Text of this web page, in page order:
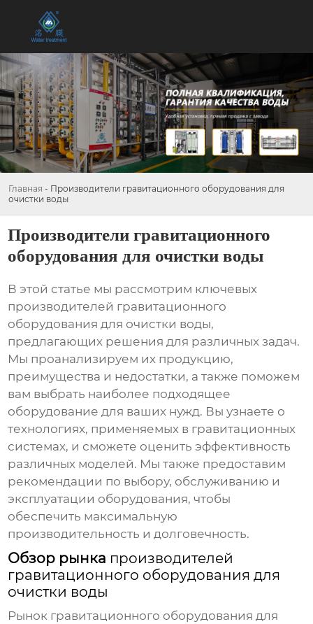
Главная - Производители гравитационного оборудования для
очистки воды
Производители гравитационного
оборудования для очистки воды
В этой статье мы рассмотрим ключевых
производителей гравитационного
оборудования для очистки воды,
предлагающих решения для различных задач.
Мы проанализируем их продукцию,
преимущества и недостатки, а также поможем
вам выбрать наиболее подходящее
оборудование для ваших нужд. Вы узнаете о
технологиях, применяемых в гравитационных
системах, и сможете оценить эффективность
различных моделей. Мы также предоставим
рекомендации по выбору, обслуживанию и
эксплуатации оборудования, чтобы
обеспечить максимальную
производительность и долговечность.
Обзор рынка производителей
гравитационного оборудования для
очистки воды
Рынок гравитационного оборудования для